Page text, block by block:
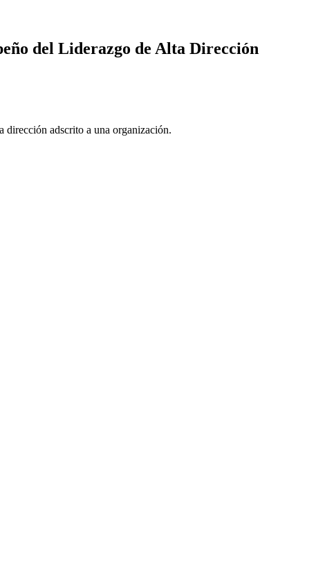
del Liderazgo de Alta Dirección
dirección adscrito a una organización.